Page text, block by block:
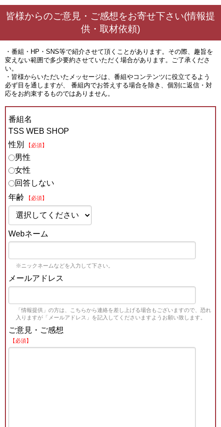
皆様からのご意見・ご感想をお寄せ下さい(情報提
供・取材依頼)
・番組・HP・SNS等で紹介させて頂くことがあります。その際、趣旨を
変えない範囲で多少要約させていただく場合があります。ご了承くださ
い。
・皆様からいただいたメッセージは、番組やコンテンツに役立てるよう
必ず目を通しますが、 番組内でお答えする場合を除き、個別に返信・対
応をお約束するものではありません。
番組名
TSS WEB SHOP
性別
【必須】
男性
女性
回答しない
年齢
【必須】
Webネーム
※ニックネームなどを入力して下さい。
メールアドレス
「情報提供」の方は、こちらから連絡を差し上げる場合もございますので、恐れ
入りますが「メールアドレス」を記入してくださいますようお願い致します。
ご意見・ご感想
【必須】